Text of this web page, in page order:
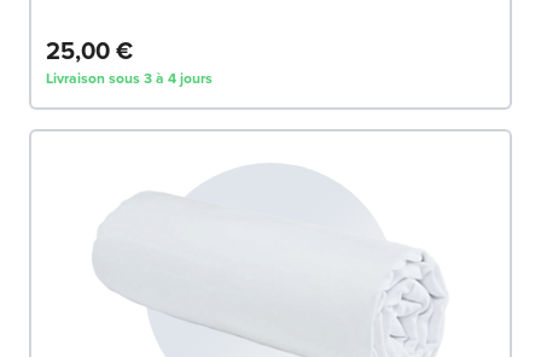
25,00 €
Livraison sous 3 à 4 jours